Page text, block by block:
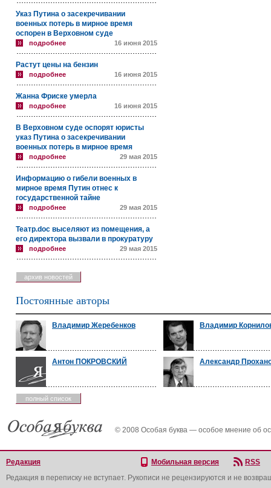
Указ Путина о засекречивании
военных потерь в мирное время
оспорен в Верховном суде
подробнее 16 июня 2015
Растут цены на бензин
подробнее 16 июня 2015
Жанна Фриске умерла
подробнее 16 июня 2015
В Верховном суде оспорят юристы
указ Путина о засекречивании
военных потерь в мирное время
подробнее 29 мая 2015
Информацию о гибели военных в
мирное время Путин отнес к
государственной тайне
подробнее 29 мая 2015
Театр.doc выселяют из помещения, а
его директора вызвали в прокуратуру
подробнее 29 мая 2015
архив новостей
Постоянные авторы
Владимир Жеребенков Владимир
Антон ПОКРОВСКИЙ Александр
полный список
© 2008 Особая буква — особое мнение об
Редакция Мобильная версия
RSS
Редакция в переписку не вступает. Рукописи не рецензируются и не